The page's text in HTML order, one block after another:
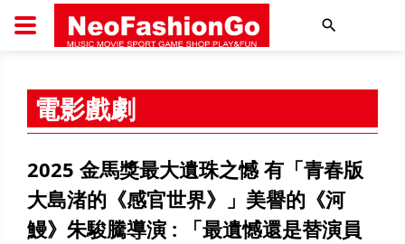
搜尋
電影戲劇
2025 金馬獎最大遺珠之憾 有「青春版
大島渚的《感官世界》」美譽的《河
鰻》朱駿騰導演 : 「最遺憾還是替演員